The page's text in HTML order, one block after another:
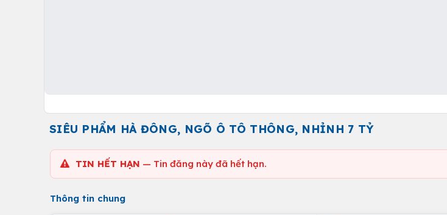
SIÊU PHẨM HÀ ĐÔNG, NGÕ Ô TÔ THÔNG, NHỈNH 7 TỶ
TIN HẾT HẠN — Tin đăng này đã hết hạn.
Thông tin chung